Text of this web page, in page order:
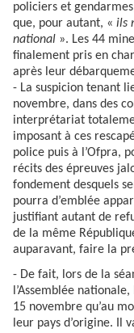
policiers et
que, pour autant, « ils
national ». Les 44
finalement pris en
après leur
- La suspicion tenant
novembre, dans des
interprétariat
imposant à ces
police puis à l’Ofpra,
récits des épreuves
fondement desquels
pourra d’emblée
justifiant autant de
de la même
auparavant, faire la
- De fait, lors de la
l’Assemblée
15 novembre qu’au
leur pays d’origine. Il